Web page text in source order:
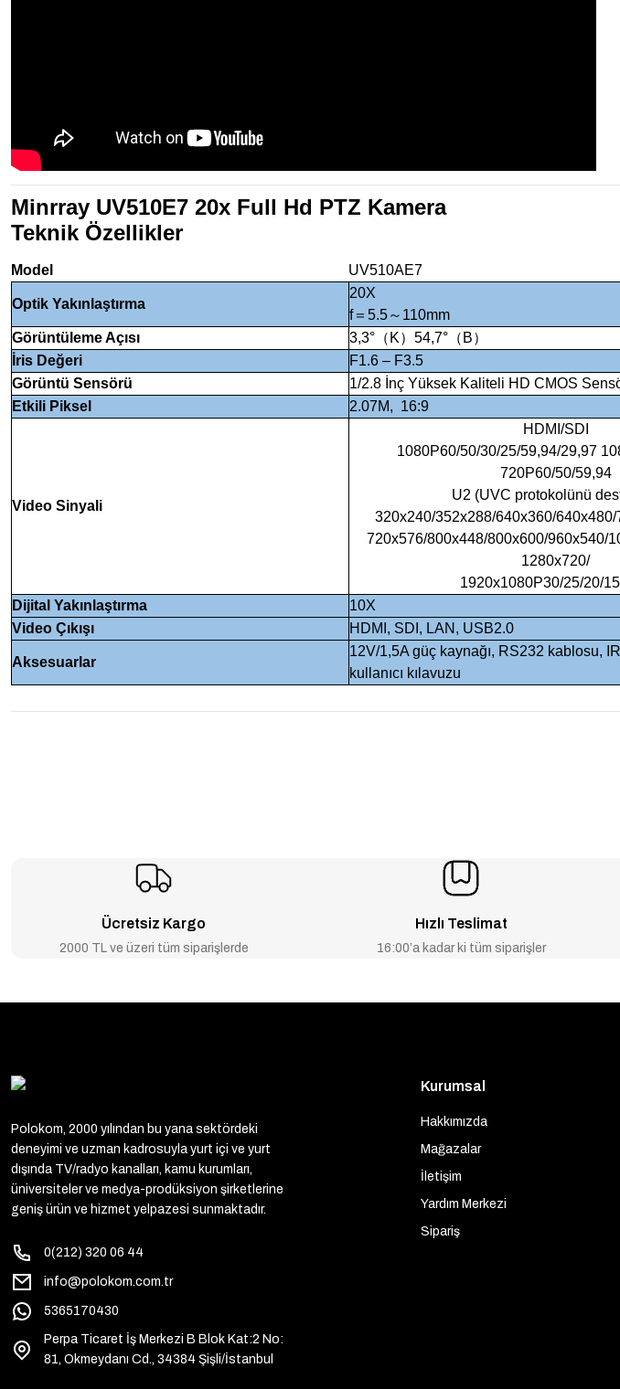
Minrray UV510E7 20x Full Hd PTZ Kamera
Teknik Özellikler
Model UV510AE7
Optik Yakınlaştırma
20X
f＝5.5～110mm
Görüntüleme Açısı
3,3°（K）54,7°（B）
İris Değeri
F1.6 – F3.5
Görüntü Sensörü
1/2.8 İnç Yüksek Kaliteli HD CMOS
Etkili Piksel
2.07M, 16:9
Video Sinyali
HDMI/SDI
1080P60/50/30/25/59,94/29,97
720P60/50/59,94
U2 (UVC protokolünü
320x240/352x288/640x360/
720x576/800x448/800x600/960x540/
1280x720/
1920x1080P30/25/20/
Dijital Yakınlaştırma
10X
Video Çıkışı
HDMI, SDI, LAN, USB2.0
Aksesuarlar
12V/1,5A güç kaynağı, RS232 kablosu,
kullanıcı kılavuzu
Ücretsiz Kargo
2000 TL ve üzeri tüm siparişlerde
Hızlı Teslimat
16:00’a kadar ki tüm siparişler
Polokom, 2000 yılından bu yana sektördeki
deneyimi ve uzman kadrosuyla yurt içi ve yurt
dışında TV/radyo kanalları, kamu kurumları,
üniversiteler ve medya-prodüksiyon şirketlerine
geniş ürün ve hizmet yelpazesi sunmaktadır.
0(212) 320 06 44
info@polokom.com.tr
5365170430
Perpa Ticaret İş Merkezi B Blok Kat:2 No:
81, Okmeydanı Cd., 34384 Şişli/İstanbul
Kurumsal
Hakkımızda
Mağazalar
İletişim
Yardım Merkezi
Sipariş